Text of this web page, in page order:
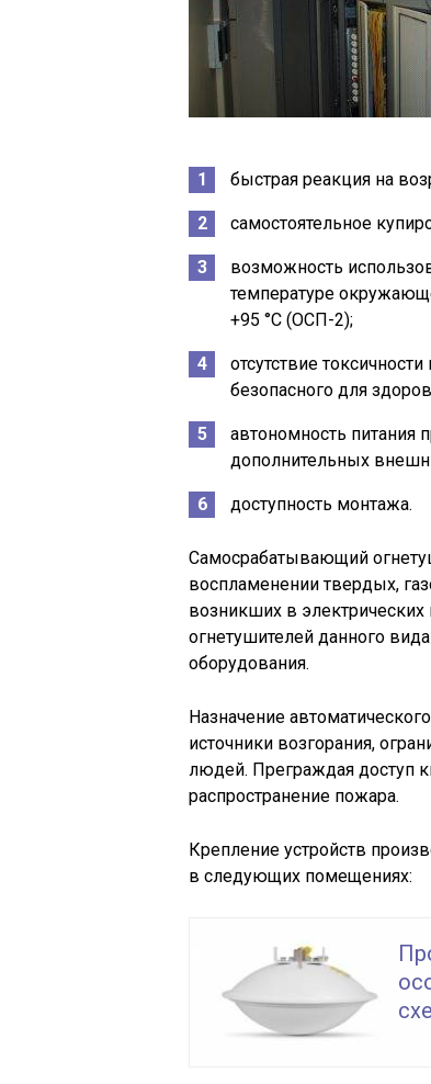
быстрая реакция на
самостоятельное
возможность
температуре
+95 °C (ОСП-2);
отсутствие
безопасного для
автономность питания
дополнительных
доступность монтажа.
Самосрабатывающий
воспламенении твердых,
возникших в
огнетушителей данного
оборудования.
Назначение
источники возгорания,
людей. Преграждая доступ
распространение пожара.
Крепление устройств
в следующих помещениях: